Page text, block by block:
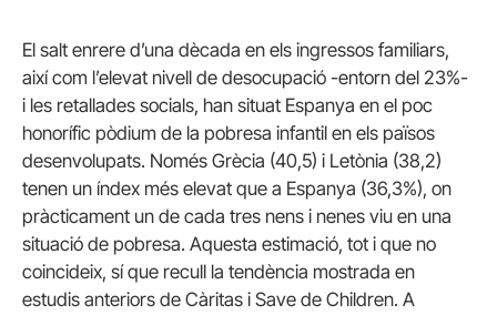
El salt enrere d’una dècada en els ingressos familiars,
així com l’elevat nivell de desocupació -entorn del 23%-
i les retallades socials, han situat Espanya en el poc
honorífic pòdium de la pobresa infantil en els països
desenvolupats. Només Grècia (40,5) i Letònia (38,2)
tenen un índex més elevat que a Espanya (36,3%), on
pràcticament un de cada tres nens i nenes viu en una
situació de pobresa. Aquesta estimació, tot i que no
coincideix, sí que recull la tendència mostrada en
estudis anteriors de Càritas i Save de Children. A